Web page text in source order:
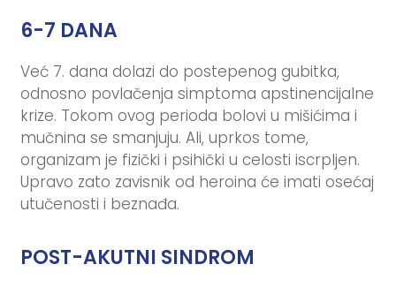
6-7 DANA
Već 7. dana dolazi do postepenog gubitka,
odnosno povlačenja simptoma apstinencijalne
krize. Tokom ovog perioda bolovi u mišićima i
mučnina se smanjuju. Ali, uprkos tome,
organizam je fizički i psihički u celosti iscrpljen.
Upravo zato zavisnik od heroina će imati osećaj
utučenosti i beznađa.
POST-AKUTNI SINDROM